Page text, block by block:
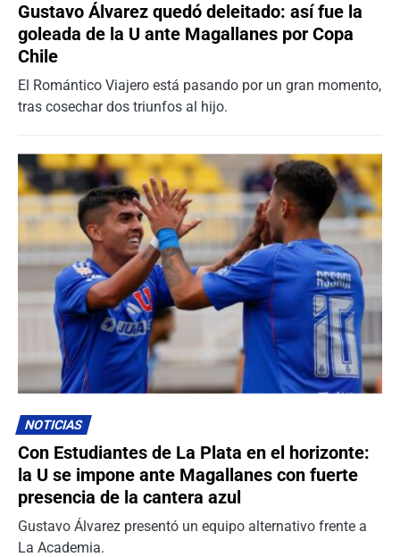
Gustavo Álvarez quedó deleitado: así fue la
goleada de la U ante Magallanes por Copa
Chile
El Romántico Viajero está pasando por un gran momento,
tras cosechar dos triunfos al hijo.
NOTICIAS
Con Estudiantes de La Plata en el horizonte:
la U se impone ante Magallanes con fuerte
presencia de la cantera azul
Gustavo Álvarez presentó un equipo alternativo frente a
La Academia.